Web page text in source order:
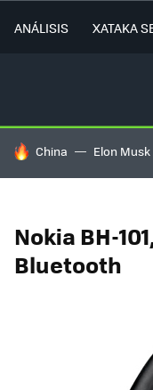
ANÁLISIS XATAKA
HOY SE HABLA DE
China Elon Musk
Nokia BH-
Bluetooth